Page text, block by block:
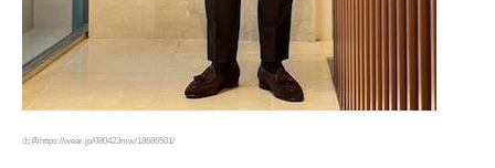
出典https://wear.jp/080423mw/18686501/